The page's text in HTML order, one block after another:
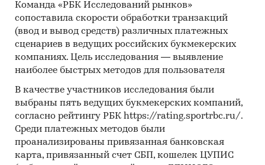
Команда «РБК Исследований рынков»
сопоставила скорости обработки транзакций
(ввод и вывод средств) различных платежных
сценариев в ведущих российских букмекерских
компаниях. Цель исследования — выявление
наиболее быстрых методов для пользователя
В качестве участников исследования были
выбраны пять ведущих букмекерских компаний,
согласно рейтингу РБК https://rating.sportrbc.ru/.
Среди платежных методов были
проанализированы привязанная банковская
карта, привязанный счет СБП, кошелек ЦУПИС